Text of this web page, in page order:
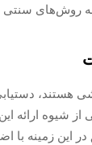
به روش‌های
شیوه ارائه